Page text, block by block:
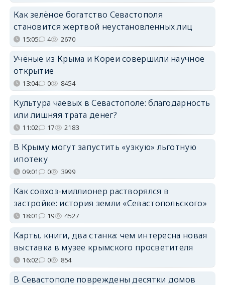
Как зелёное богатство Севастополя
становится жертвой неустановленных лиц
15:05 4 2670
Учёные из Крыма и Кореи совершили научное
открытие
13:04 0 8454
Культура чаевых в Севастополе: благодарность
или лишняя трата денег?
11:02 17 2183
В Крыму могут запустить «узкую» льготную
ипотеку
09:01 0 3999
Как совхоз-миллионер растворялся в
застройке: история земли «Севастопольского»
18:01 19 4527
Карты, книги, два станка: чем интересна новая
выставка в музее крымского просветителя
16:02 0 854
В Севастополе повреждены десятки домов